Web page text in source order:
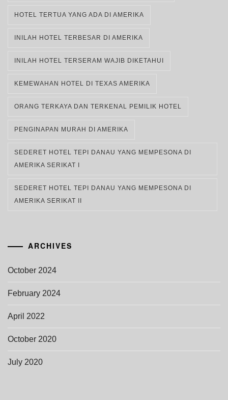
HOTEL TERTUA YANG ADA DI AMERIKA
INILAH HOTEL TERBESAR DI AMERIKA
INILAH HOTEL TERSERAM WAJIB DIKETAHUI
KEMEWAHAN HOTEL DI TEXAS AMERIKA
ORANG TERKAYA DAN TERKENAL PEMILIK HOTEL
PENGINAPAN MURAH DI AMERIKA
SEDERET HOTEL TEPI DANAU YANG MEMPESONA DI
AMERIKA SERIKAT I
SEDERET HOTEL TEPI DANAU YANG MEMPESONA DI
AMERIKA SERIKAT II
ARCHIVES
October 2024
February 2024
April 2022
October 2020
July 2020